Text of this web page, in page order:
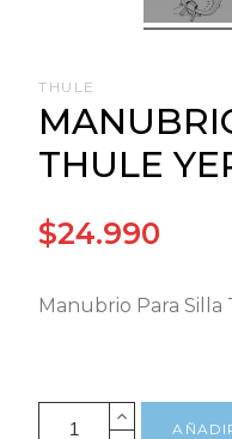
THULE
THULE
$24.990
Manubrio Para Silla